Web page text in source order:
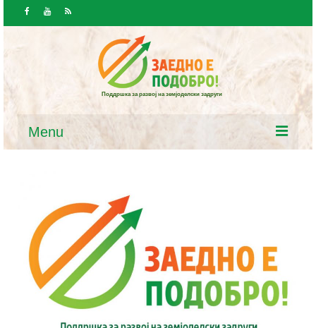
Поддршка за развој на земјоделски задруги
Menu
Вести и јавност
Вести
Повици / Огласи
Ресурси